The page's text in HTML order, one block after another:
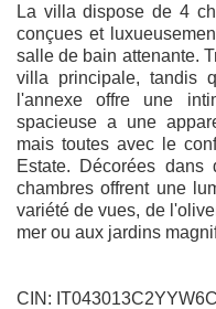
La villa dispose de 4
conçues et
salle de bain attenante.
villa principale, tandis
l'annexe offre une
spacieuse a une
mais toutes avec le
Estate. Décorées
chambres offrent une
variété de vues, de
mer ou aux jardins
CIN: